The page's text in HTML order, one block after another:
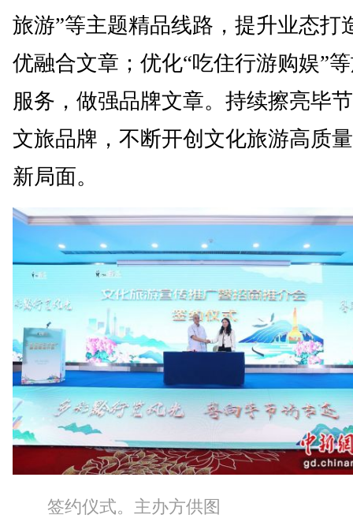
旅游”等主题精品线路，提升业态打
优融合文章；优化“吃住行游购娱”
服务，做强品牌文章。持续擦亮毕
文旅品牌，不断开创文化旅游高质
新局面。
签约仪式。主办方供图